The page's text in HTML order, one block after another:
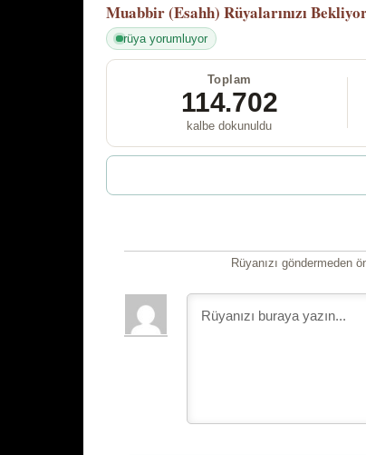
Muabbir (Esahh) Rüyalarınızı
rüya yorumluyor
Toplam
114.702
kalbe dokunuldu
Rüyanızı göndermeden